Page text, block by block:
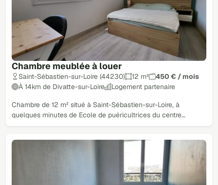
Chambre meublée à louer
Saint-Sébastien-sur-Loire (44230) 12 m²
450 € / mois
À 14km de Divatte-sur-Loire
Logement partenaire
Chambre de 12 m² situé à Saint-Sébastien-sur-Loire, à
quelques minutes de Ecole de puéricultrices du centre…